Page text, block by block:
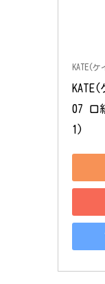
KATE(ケ
07 口
1)